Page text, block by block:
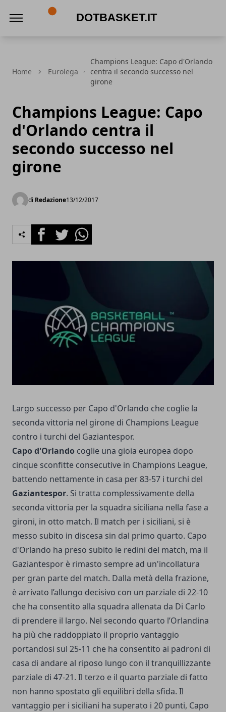
Home Eurolega
Champions League: Capo d'Orlando
centra il secondo successo nel
girone
Champions League: Capo
d'Orlando centra il
secondo successo nel
girone
di Redazione13/12/2017
FacebookTwitterWhatsapp
Largo successo per Capo d'Orlando che coglie la
seconda vittoria nel girone di Champions League
contro i turchi del Gaziantespor.
Capo d'Orlando coglie una gioia europea dopo
cinque sconfitte consecutive in Champions League,
battendo nettamente in casa per 83-57 i turchi del
Gaziantespor. Si tratta complessivamente della
seconda vittoria per la squadra siciliana nella fase a
gironi, in otto match. Il match per i siciliani, si è
messo subito in discesa sin dal primo quarto. Capo
d'Orlando ha preso subito le redini del match, ma il
Gaziantespor è rimasto sempre ad un'incollatura
per gran parte del match. Dalla metà della frazione,
è arrivato l’allungo decisivo con un parziale di 22-10
che ha consentito alla squadra allenata da Di Carlo
di prendere il largo. Nel secondo quarto l’Orlandina
ha più che raddoppiato il proprio vantaggio
portandosi sul 25-11 che ha consentito ai padroni di
casa di andare al riposo lungo con il tranquillizzante
parziale di 47-21. Il terzo e il quarto parziale di fatto
non hanno spostato gli equilibri della sfida. Il
vantaggio per i siciliani ha superato i 20 punti, Capo